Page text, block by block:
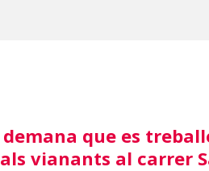
que es
vianants al carrer